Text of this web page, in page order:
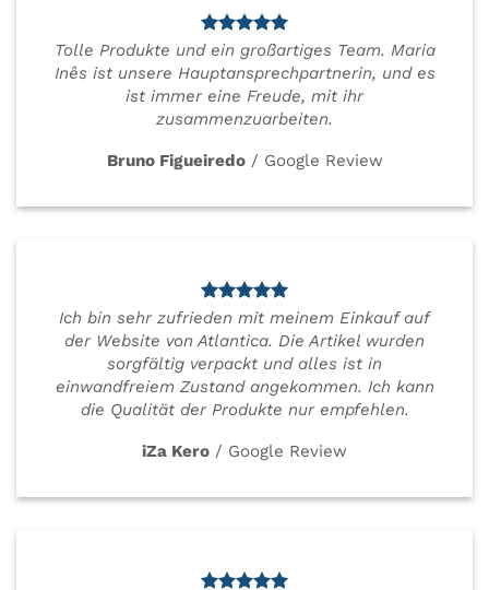
Tolle Produkte und ein großartiges Team. Maria
Inês ist unsere Hauptansprechpartnerin, und es
ist immer eine Freude, mit ihr
zusammenzuarbeiten.
Bruno Figueiredo / Google Review
Ich bin sehr zufrieden mit meinem Einkauf auf
der Website von Atlantica. Die Artikel wurden
sorgfältig verpackt und alles ist in
einwandfreiem Zustand angekommen. Ich kann
die Qualität der Produkte nur empfehlen.
iZa Kero / Google Review